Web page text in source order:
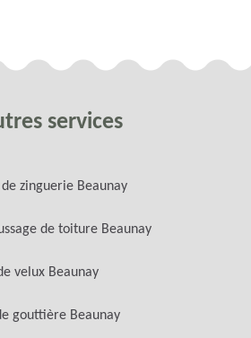
services
zinguerie Beaunay
de toiture Beaunay
velux Beaunay
gouttière Beaunay